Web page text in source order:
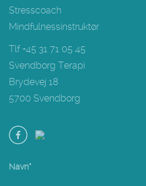
Stresscoach
Mindfulnessinstruktør
Tlf +45 31 71 05 45
Svendborg Terapi
Brydevej 18
5700 Svendborg
Navn*